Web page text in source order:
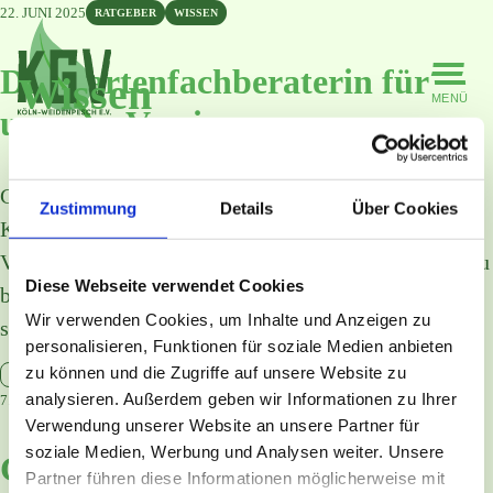
Zustimmung Details Über Cookies
Diese Webseite verwendet Cookies
Wir verwenden Cookies, um Inhalte und Anzeigen zu
personalisieren, Funktionen für soziale Medien anbieten
zu können und die Zugriffe auf unsere Website zu
analysieren. Außerdem geben wir Informationen zu Ihrer
Verwendung unserer Website an unsere Partner für
soziale Medien, Werbung und Analysen weiter. Unsere
Partner führen diese Informationen möglicherweise mit
Skip
content
MENÜ
Wissen
22. JUNI 2025 RATGEBER WISSEN
Die Gartenfachberaterin für
unseren Verein
Gemäß §2 Absatz 6 der Vereinssatzung hat der
Kleingärtnerverein Köln-Weidenpesch e.V. die
Verpflichtung, seine Mitglieder fachlich zu beraten, zu
betreuen und zu schulen, soweit dies im Rahmen
seiner Möglichkeiten liegt. …
WEITERLESEN
7. MAI 2025
WISSEN
Gärtnern für Körper und Seele: